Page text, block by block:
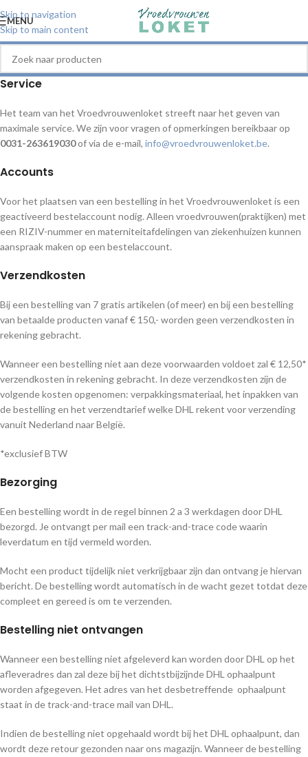
Skip to navigation
Skip to main content
MENU
Service
Het team van het Vroedvrouwenloket streeft naar het geven van
maximale service. We zijn voor vragen of opmerkingen bereikbaar op
0031-263619030of via de e-mail, info@vroedvrouwenloket.be.
Accounts
Voor het plaatsen van een bestelling in het Vroedvrouwenloket is een
geactiveerd bestelaccount nodig. Alleen vroedvrouwen(praktijken) met
een RIZIV-nummer en materniteitafdelingen van ziekenhuizen kunnen
aanspraak maken op een bestelaccount.
Verzendkosten
Bij een bestelling van 7 gratis artikelen (of meer) en bij een bestelling
van betaalde producten vanaf € 150,- worden geen verzendkosten in
rekening gebracht.
Wanneer een bestelling niet aan deze voorwaarden voldoet zal € 12,50*
verzendkosten in rekening gebracht. In deze verzendkosten zijn de
volgende kosten opgenomen: verpakkingsmateriaal, het inpakken van
de bestelling en het verzendtarief welke DHL rekent voor verzending
vanuit Nederland naar België.
*exclusief BTW
Bezorging
Een bestelling wordt in de regel binnen 2 a 3 werkdagen door DHL
bezorgd. Je ontvangt per mail een track-and-trace code waarin
leverdatum en tijd vermeld worden.
Mocht een product tijdelijk niet verkrijgbaar zijn dan ontvang je hiervan
bericht. De bestelling wordt automatisch in de wacht gezet totdat deze
compleet en gereed is om te verzenden.
Bestelling niet ontvangen
Wanneer een bestelling niet afgeleverd kan worden door DHL op het
afleveradres dan zal deze bij het dichtstbijzijnde DHL ophaalpunt
worden afgegeven. Het adres van het desbetreffende ophaalpunt
staat in de track-and-trace mail van DHL.
Indien de bestelling niet opgehaald wordt bij het DHL ophaalpunt, dan
wordt deze retour gezonden naar ons magazijn. Wanneer de bestelling